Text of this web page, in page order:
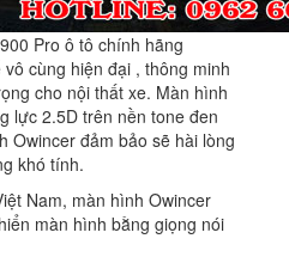
Pro ô tô chính hãng
cùng hiện đại , thông minh
cho nội thất xe. Màn hình
lực 2.5D trên nền tone đen
Owincer đảm bảo sẽ hài lòng
khó tính.
Nam, màn hình Owincer
màn hình bằng giọng nói